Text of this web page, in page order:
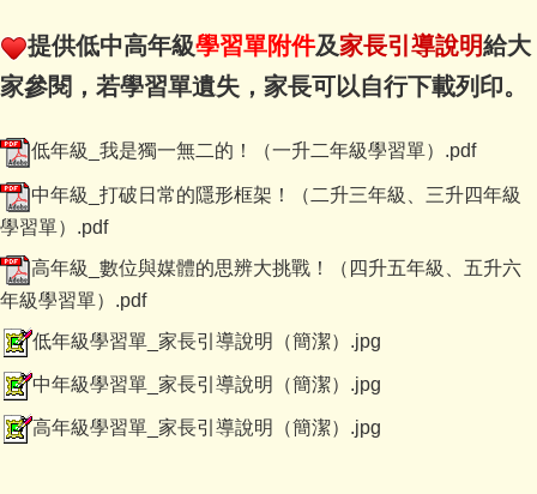
提供低中高年級學習單附件及家長引導說明給大
家參閱，若學習單遺失，家長可以自行下載列印。
低年級_我是獨一無二的！（一升二年級學習單）.pdf
中年級_打破日常的隱形框架！（二升三年級、三升四年級
學習單）.pdf
高年級_數位與媒體的思辨大挑戰！（四升五年級、五升六
年級學習單）.pdf
低年級學習單_家長引導說明（簡潔）.jpg
中年級學習單_家長引導說明（簡潔）.jpg
高年級學習單_家長引導說明（簡潔）.jpg